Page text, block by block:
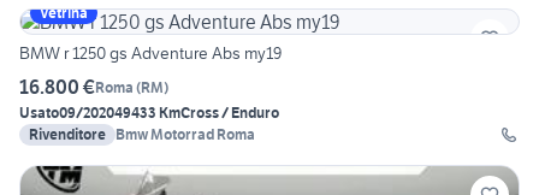
Vetrina
BMW r 1250 gs Adventure Abs my19
16.800 €Roma (RM)
Usato09/202049433 KmCross / Enduro
Rivenditore Bmw Motorrad Roma